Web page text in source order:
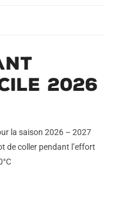
2026
la saison 2026 – 2027
de coller pendant l’effort